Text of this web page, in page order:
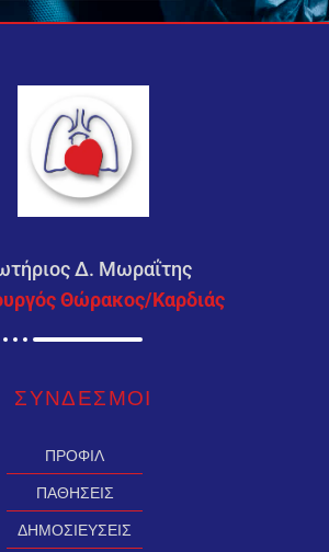
Δ. Μωραΐτης
Θώρακος/Καρδιάς
ΣΥΝΔΕΣMΟΙ
ΠΡΟΦΙΛ
ΠΑΘΗΣΕΙΣ
ΔΗΜΟΣΙΕΥΣΕΙΣ